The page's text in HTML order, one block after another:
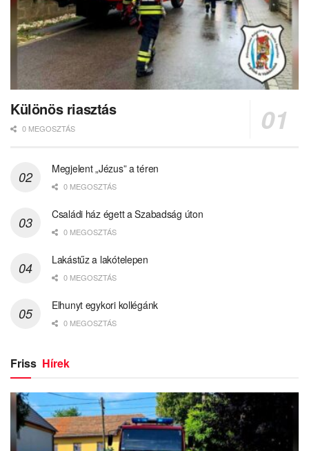
Különös riasztás
0 MEGOSZTÁS
Megjelent „Jézus” a téren
0 MEGOSZTÁS
Családi ház égett a Szabadság úton
0 MEGOSZTÁS
Lakástűz a lakótelepen
0 MEGOSZTÁS
Elhunyt egykori kollégánk
0 MEGOSZTÁS
Friss Hírek